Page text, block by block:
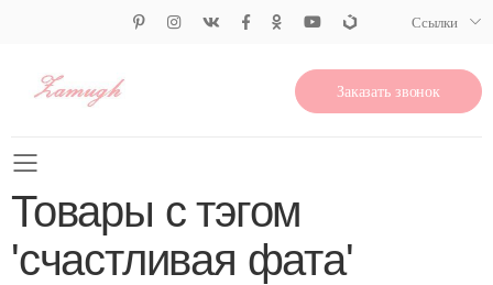
Ссылки
Заказать звонок
Свернуть меню
Товары с тэгом
'счастливая фата'